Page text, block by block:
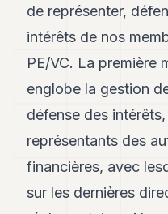
JURIDIQUE
ENTREPRISES
ASSOCIATIONS
CONTACT
S'ABONNER
FR
de représenter,
intérêts de nos
PE/VC. La première
englobe la gestion
défense des
représentants des
financières, avec
sur les dernières